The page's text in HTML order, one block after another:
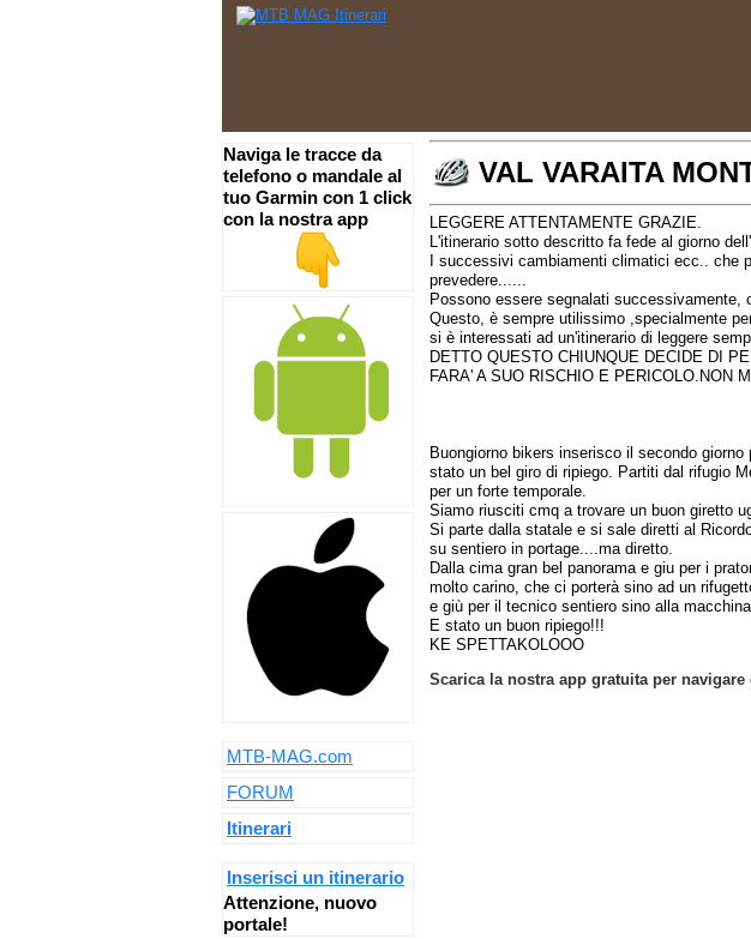
VAL VARAITA
LEGGERE ATTENTAMENTE GRAZIE.
L'itinerario sotto descritto fa fede al giorno
I successivi cambiamenti climatici ecc.. che
prevedere......
Possono essere segnalati successivamente,
Questo, è sempre utilissimo ,specialmente
si è interessati ad un'itinerario di leggere
DETTO QUESTO CHIUNQUE DECIDE DI
FARA' A SUO RISCHIO E PERICOLO.NON
Buongiorno bikers inserisco il secondo
stato un bel giro di ripiego. Partiti dal rifugio
per un forte temporale.
Siamo riusciti cmq a trovare un buon giretto
Si parte dalla statale e si sale diretti al
su sentiero in portage....ma diretto.
Dalla cima gran bel panorama e giu per i
molto carino, che ci porterà sino ad un
e giù per il tecnico sentiero sino alla
E stato un buon ripiego!!!
KE SPETTAKOLOOO
Scarica la nostra app gratuita per
Naviga le tracce da
telefono o mandale al
tuo Garmin con 1 click
con la nostra app
MTB-MAG.com
FORUM
Itinerari
Inserisci un itinerario
Attenzione, nuovo
portale!